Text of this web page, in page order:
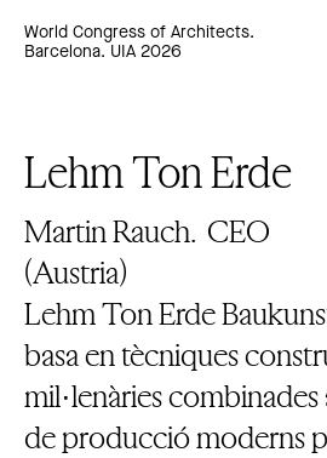
World Congress of Architects.
Barcelona. UIA 2026
Lehm Ton Erde
Martin Rauch. CEO
(Austria)
Lehm Ton Erde
basa en tècniques
mil·lenàries
de producció moderns